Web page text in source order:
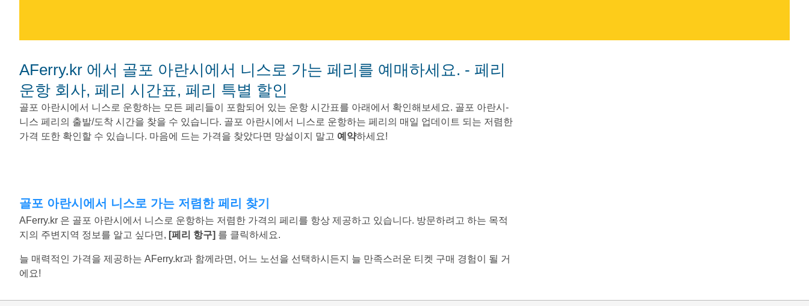
AFerry.kr 에서 골포 아란시에서 니스로 가는 페리를 예매하세요. - 페리
운항 회사, 페리 시간표, 페리 특별 할인
골포 아란시에서 니스로 운항하는 모든 페리들이 포함되어 있는 운항 시간표를 아래에서 확인해보세요. 골포 아란시-
니스 페리의 출발/도착 시간을 찾을 수 있습니다. 골포 아란시에서 니스로 운항하는 페리의 매일 업데이트 되는 저렴한
가격 또한 확인할 수 있습니다. 마음에 드는 가격을 찾았다면 망설이지 말고 예약하세요!
골포 아란시에서 니스로 가는 저렴한 페리 찾기
AFerry.kr 은 골포 아란시에서 니스로 운항하는 저렴한 가격의 페리를 항상 제공하고 있습니다. 방문하려고 하는 목적
지의 주변지역 정보를 알고 싶다면, [페리 항구] 를 클릭하세요.
늘 매력적인 가격을 제공하는 AFerry.kr과 함께라면, 어느 노선을 선택하시든지 늘 만족스러운 티켓 구매 경험이 될 거
에요!